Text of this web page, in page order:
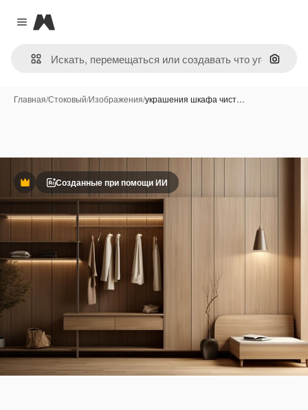
Close menu
Magnific
Поиск
Главная/Стоковый/Изображения/украшения шкафа чист…
ПремиумСозданные при помощи ИИ